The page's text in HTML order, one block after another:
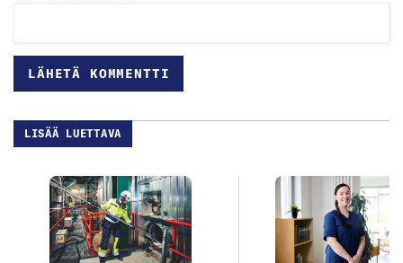
LISÄÄ LUETTAVA